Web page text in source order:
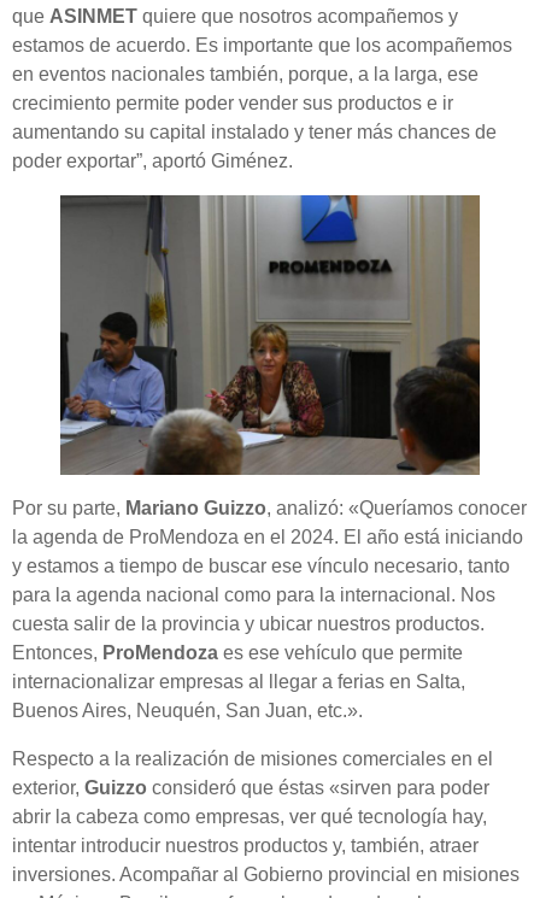
que ASINMET quiere que nosotros acompañemos y
estamos de acuerdo. Es importante que los acompañemos
en eventos nacionales también, porque, a la larga, ese
crecimiento permite poder vender sus productos e ir
aumentando su capital instalado y tener más chances de
poder exportar”, aportó Giménez.
Por su parte, Mariano Guizzo, analizó: «Queríamos conocer
la agenda de ProMendoza en el 2024. El año está iniciando
y estamos a tiempo de buscar ese vínculo necesario, tanto
para la agenda nacional como para la internacional. Nos
cuesta salir de la provincia y ubicar nuestros productos.
Entonces, ProMendoza es ese vehículo que permite
internacionalizar empresas al llegar a ferias en Salta,
Buenos Aires, Neuquén, San Juan, etc.».
Respecto a la realización de misiones comerciales en el
exterior, Guizzo consideró que éstas «sirven para poder
abrir la cabeza como empresas, ver qué tecnología hay,
intentar introducir nuestros productos y, también, atraer
inversiones. Acompañar al Gobierno provincial en misiones